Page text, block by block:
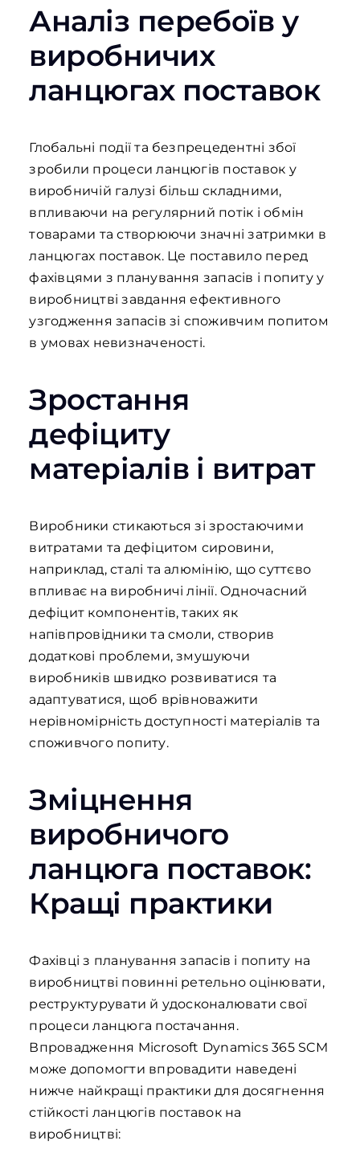
Аналіз перебоїв у
виробничих
ланцюгах поставок
Глобальні події та безпрецедентні збої
зробили процеси ланцюгів поставок у
виробничій галузі більш складними,
впливаючи на регулярний потік і обмін
товарами та створюючи значні затримки в
ланцюгах поставок. Це поставило перед
фахівцями з планування запасів і попиту у
виробництві завдання ефективного
узгодження запасів зі споживчим попитом
в умовах невизначеності.
Зростання
дефіциту
матеріалів і витрат
Виробники стикаються зі зростаючими
витратами та дефіцитом сировини,
наприклад, сталі та алюмінію, що суттєво
впливає на виробничі лінії. Одночасний
дефіцит компонентів, таких як
напівпровідники та смоли, створив
додаткові проблеми, змушуючи
виробників швидко розвиватися та
адаптуватися, щоб врівноважити
нерівномірність доступності матеріалів та
споживчого попиту.
Зміцнення
виробничого
ланцюга поставок:
Кращі практики
Фахівці з планування запасів і попиту на
виробництві повинні ретельно оцінювати,
реструктурувати й удосконалювати свої
процеси ланцюга постачання.
Впровадження Microsoft Dynamics 365 SCM
може допомогти впровадити наведені
нижче найкращі практики для досягнення
стійкості ланцюгів поставок на
виробництві: